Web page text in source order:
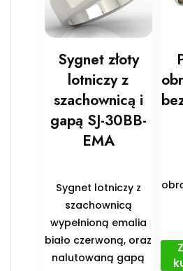
Sygnet złoty
lotniczy z
szachownicą i
gapą SJ-30BB-
EMA
Sygnet lotniczy z
szachownicą
wypełnioną emalia
biało czerwoną, oraz
nalutowaną gapą